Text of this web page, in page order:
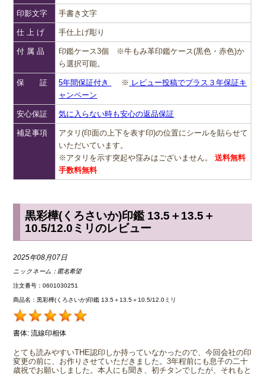
印影文字 手書き文字
仕 上 げ 手仕上げ彫り
付 属 品
印鑑ケース3個 ※牛もみ革印鑑ケース(黒色・赤色)か
ら選択可能。
保 証 5年間保証付き ※ レビュー投稿でプラス３年保証キ
ャンペーン
安心保証 気に入らない時も安心の返品保証
補足事項
アタリ(印面の上下を表す印)の位置にシールを貼らせて
いただいています。
※アタリを示す突起や窪みはございません。送料無料
手数料無料
黒彩樺(くろさいか)印鑑 13.5＋13.5＋
10.5/12.0ミリのレビュー
2025年08月07日
ニックネーム： 匿名希望
注文番号：0601030251
商品名：黒彩樺(くろさいか)印鑑 13.5＋13.5＋10.5/12.0ミリ
書体: 流線印相体
とても読みやすいTHE認印しか持っていなかったので、今回会社の印
変更の前に、お作りさせていただきました。3年程前にも息子の二十
歳祝でお願いしました。本人にも聞き、初チタンでしたが、それもと